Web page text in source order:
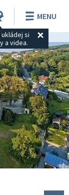
ukládej si
a videa.
MENU